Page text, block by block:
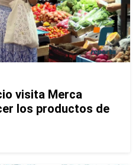
visita Merca
los productos de